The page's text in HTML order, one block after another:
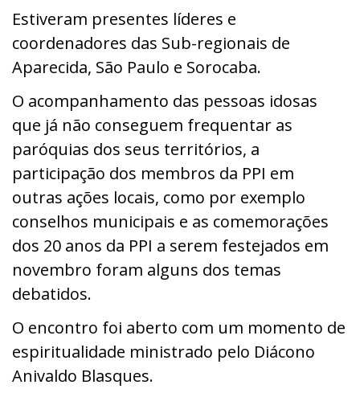
Estiveram presentes líderes e
coordenadores das Sub-regionais de
Aparecida, São Paulo e Sorocaba.
O acompanhamento das pessoas idosas
que já não conseguem frequentar as
paróquias dos seus territórios, a
participação dos membros da PPI em
outras ações locais, como por exemplo
conselhos municipais e as comemorações
dos 20 anos da PPI a serem festejados em
novembro foram alguns dos temas
debatidos.
O encontro foi aberto com um momento de
espiritualidade ministrado pelo Diácono
Anivaldo Blasques.